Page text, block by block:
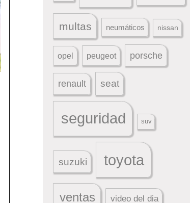
multas neumáticos nissan
opel peugeot porsche
renault seat
seguridad suv
suzuki toyota
ventas video del dia